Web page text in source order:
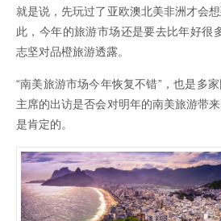
就是说，先玩过了亚欧澳北美非洲才会
此，今年的旅游市场还是要去比年好很
志坚对品橙旅游透露。
“南美旅游市场今年恢复不错”，也是多
主席的出访是否会对明年的南美旅游带
是肯定的。